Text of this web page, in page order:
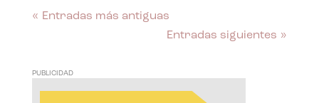
« Entradas más antiguas
Entradas siguientes »
PUBLICIDAD